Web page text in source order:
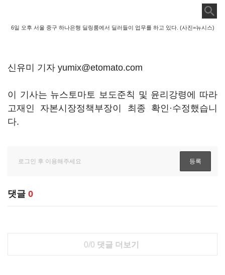
6일 오후 서울 중구 하나은행 딜링룸에서 딜러들이 업무를 하고 있다. (사진=뉴시스)
신유미 기자 yumix@etomato.com
이 기사는 뉴스토마토 보도준칙 및 윤리강령에 따라
고재인 자본시장정책부장이 최종 확인·수정했습니
다.
댓글 0
0/0 댓글 더보기